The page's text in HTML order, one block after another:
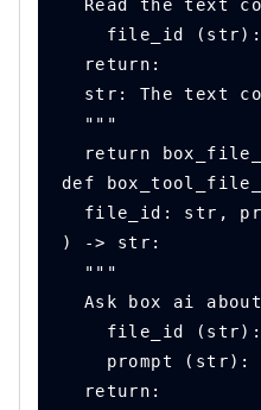
Read the text
file_id
  return:
str: The text
  """
return
def
file_id: str,
) -> str:
  """
Ask box ai
file_id
prompt (str):
  return: